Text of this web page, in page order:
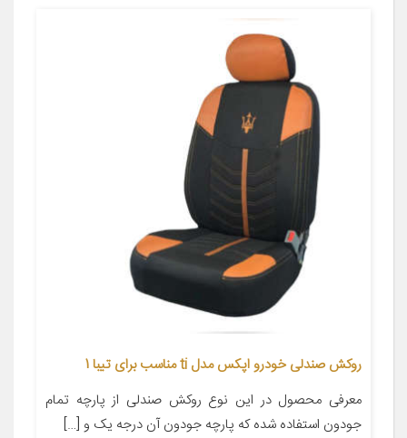
روکش صندلی خودرو اپکس مدل ti مناسب برای تیبا 1
معرفی محصول در این نوع روکش صندلی از پارچه تمام
جودون استفاده شده که پارچه جودون آن درجه یک و […]